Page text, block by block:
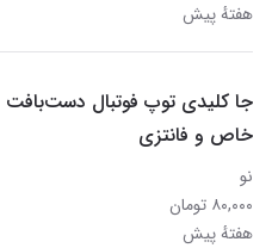
هفتهٔ پیش
خاص و فانتزی
نو
۸۰,۰۰۰ تومان
هفتهٔ پیش